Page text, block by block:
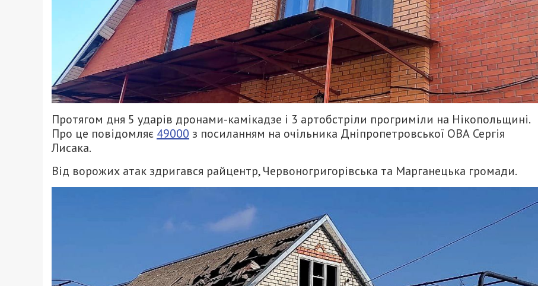
Протягом дня 5 ударів дронами-камікадзе і 3 артобстріли прогриміли на Нікопольщині.
Про це повідомляє 49000 з посиланням на очільника Дніпропетровської ОВА Сергія
Лисака.
Від ворожих атак здригався райцентр, Червоногригорівська та Марганецька громади.